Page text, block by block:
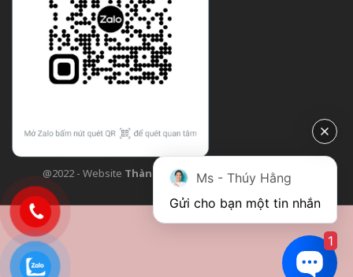
@2022 - Website Thành Công Flower| Design bởi
Ms - Thúy Hằng
Gửi cho bạn một tin nhắn
1